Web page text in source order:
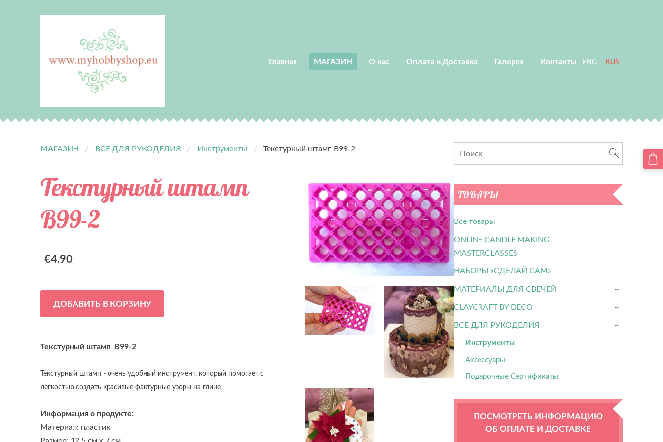
Главная МАГАЗИН О нас Оплата и Доставка Галерея Контакты ENG RUS
ТОВАРЫ
Все товары
ONLINE CANDLE MAKING
MASTERCLASSES
НАБОРЫ «СДЕЛАЙ САМ»
МАТЕРИАЛЫ ДЛЯ СВЕЧЕЙ
›
CLAYCRAFT BY DECO ›
ВСЕ ДЛЯ РУКОДЕЛИЯ
Инструменты
Аксессуары
Подарочные Сертификаты
›
ПОСМОТРЕТЬ ИНФОРМАЦИЮ
ОБ ОПЛАТЕ И ДОСТАВКЕ
МАГАЗИН ВСЕ ДЛЯ РУКОДЕЛИЯ Инструменты Текстурный штамп B99-2
Текстурный штамп
B99-2
€4.90
ДОБАВИТЬ В КОРЗИНУ
Текстурный штамп B99-2
Текстурный штамп - очень удобный инструмент, который помогает с
легкостью создать красивые фактурные узоры на глине.
Информация о продукте:
Материал: пластик